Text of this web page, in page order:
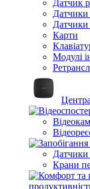
Датчик
Датчики
Датчики
Карти
Модулі
Датчики
Крани